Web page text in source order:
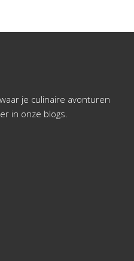
je culinaire avonturen
in onze blogs.